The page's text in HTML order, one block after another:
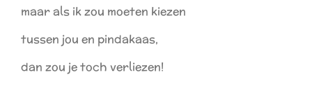
maar als ik zou moeten kiezen
tussen jou en pindakaas,
dan zou je toch verliezen!